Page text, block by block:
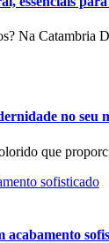
Na Catambria
no seu
que